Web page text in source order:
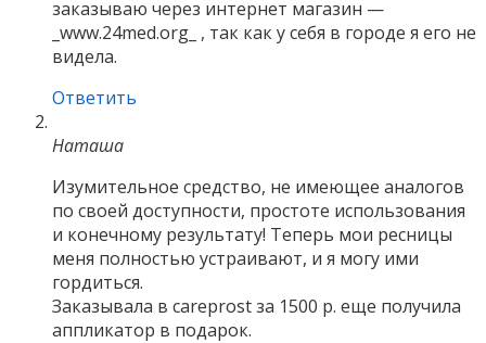
заказываю через интернет магазин —
_www.24med.org_ , так как у себя в городе я его не
видела.
Ответить
Наташа
Изумительное средство, не имеющее аналогов
по своей доступности, простоте использования
и конечному результату! Теперь мои ресницы
меня полностью устраивают, и я могу ими
гордиться.
Заказывала в careprost за 1500 р. еще получила
аппликатор в подарок.